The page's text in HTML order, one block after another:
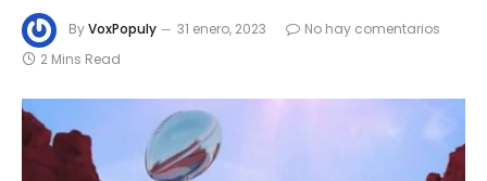
ByVoxPopuly 31 enero, 2023
No hay comentarios
2 Mins Read